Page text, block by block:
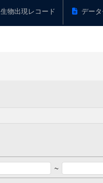
生物出現レコード デー
~